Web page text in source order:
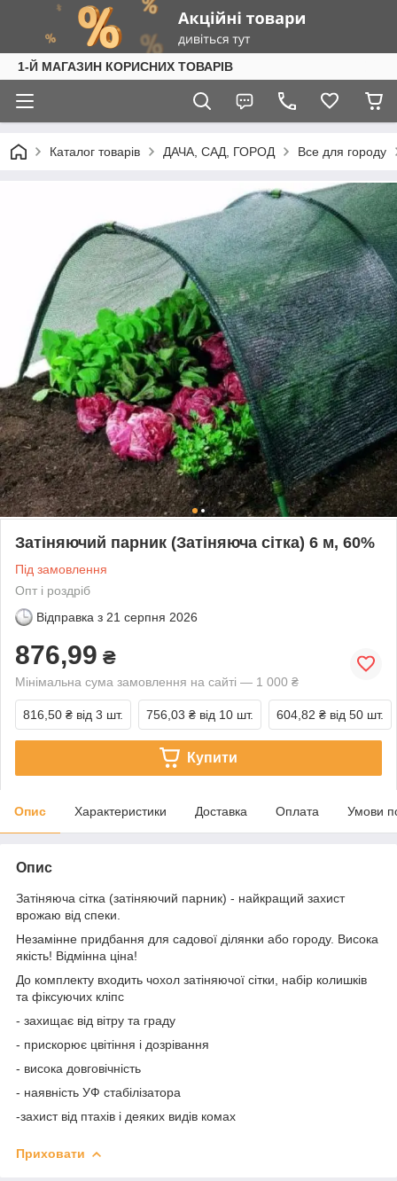
1-Й МАГАЗИН КОРИСНИХ ТОВАРІВ
Каталог товарів ДАЧА, САД, ГОРОД Все для городу
Затіняючий парник (Затіняюча сітка) 6 м, 60%
Під замовлення
Опт і роздріб
Відправка з 21 серпня 2026
876,99 ₴
Мінімальна сума замовлення на сайті — 1 000 ₴
816,50 ₴ від 3 шт. 756,03 ₴ від 10 шт. 604,82 ₴ від 50 шт.
Купити
Опис Характеристики Доставка Оплата Умови
Опис
Затіняюча сітка (затіняючий парник) - найкращий захист
врожаю від спеки.
Незамінне придбання для садової ділянки або городу. Висока
якість! Відмінна ціна!
До комплекту входить чохол затіняючої сітки, набір колишків
та фіксуючих кліпс
- захищає від вітру та граду
- прискорює цвітіння і дозрівання
- висока довговічність
- наявність УФ стабілізатора
-захист від птахів і деяких видів комах
Приховати